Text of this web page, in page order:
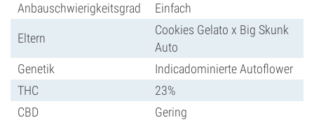
Anbauschwierigkeitsgrad
Einfach
Eltern
Cookies Gelato x Big Skunk
Auto
Genetik
Indicadominierte Autoflower
THC
23%
CBD
Gering